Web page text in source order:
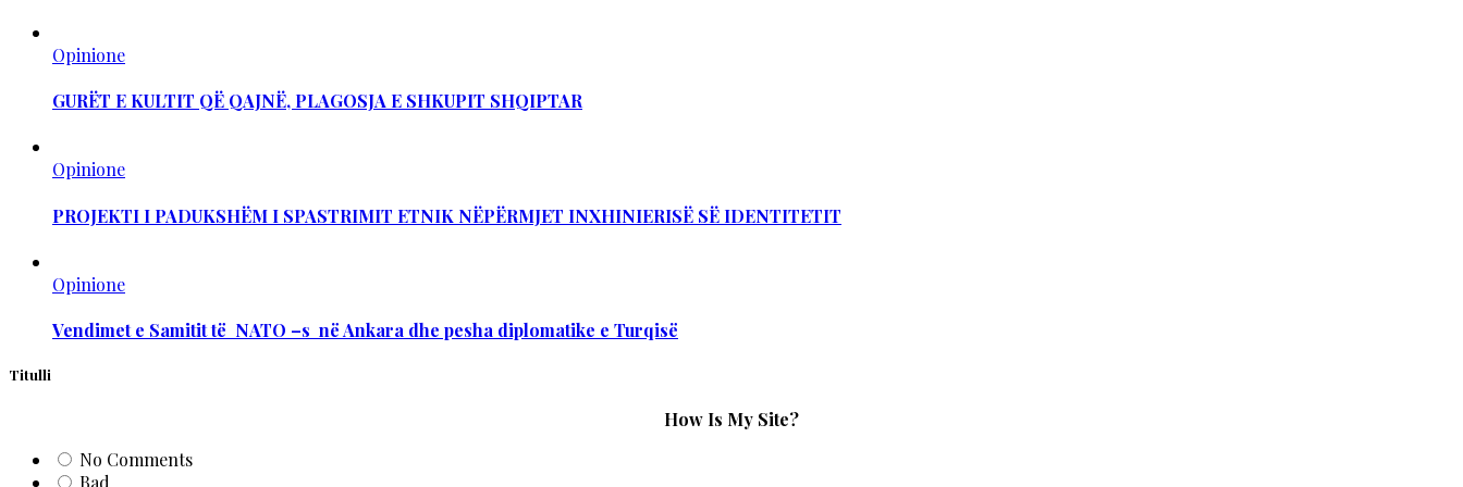
Opinione
GURËT E KULTIT QË QAJNË, PLAGOSJA E SHKUPIT SHQIPTAR
Opinione
PROJEKTI I PADUKSHËM I SPASTRIMIT ETNIK NËPËRMJET INXHINIERISË SË IDENTITETIT
Opinione
Vendimet e Samitit të NATO –s në Ankara dhe pesha diplomatike e Turqisë
Titulli
How Is My Site?
No Comments